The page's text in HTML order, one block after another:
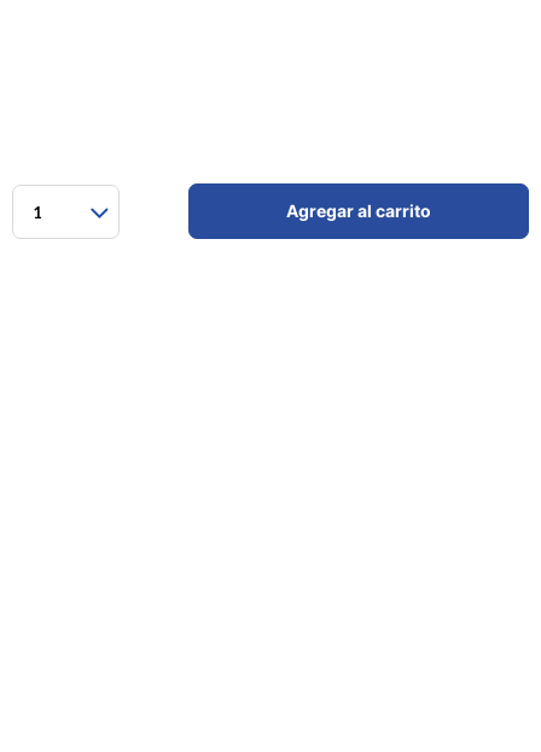
1 Agregar al carrito